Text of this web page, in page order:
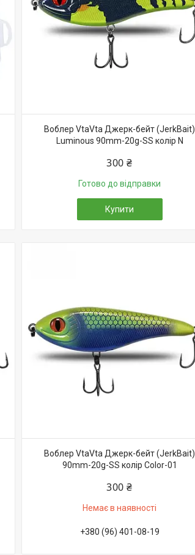
Воблер VtaVta Джерк-бейт (JerkBait)
Luminous 90mm-20g-SS колір N
300 ₴
Готово до відправки
Купити
Воблер VtaVta Джерк-бейт (JerkBait)
90mm-20g-SS колір Color-01
300 ₴
Немає в наявності
+380 (96) 401-08-19